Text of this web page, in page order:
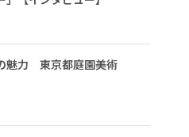
魅力 東京都庭園美術